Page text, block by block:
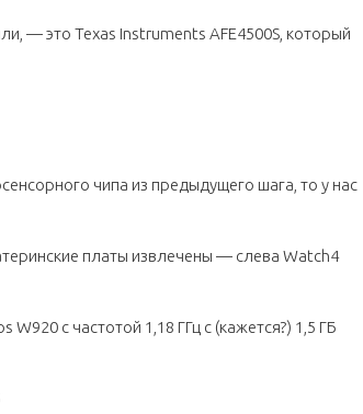
— это Texas Instruments AFE4500S, который
чипа из предыдущего шага, то у нас
платы извлечены — слева Watch4
с частотой 1,18 ГГц с (кажется?) 1,5 ГБ